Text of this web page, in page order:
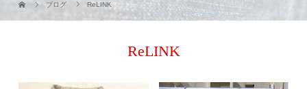
ブログ ReLINK
ReLINK